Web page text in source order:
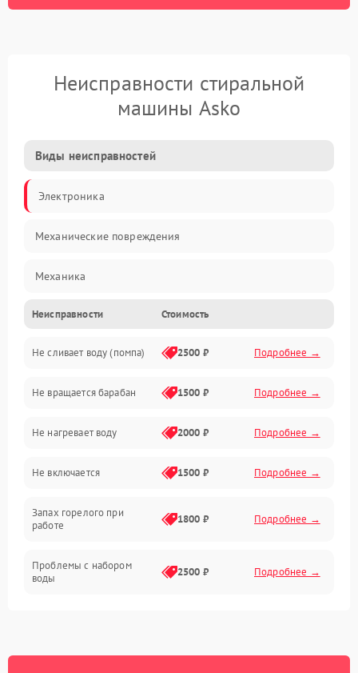
Неисправности стиральной
машины Asko
Виды неисправностей
Электроника
Механические повреждения
Механика
Электропитание
Водоснабжение
Слив
Программное обеспечение
Неисправности Стоимость
Не сливает воду (помпа) 2500 ₽ Подробнее →
Не вращается барабан 1500 ₽ Подробнее →
Не нагревает воду 2000 ₽ Подробнее →
Не включается 1500 ₽ Подробнее →
Запах горелого при
работе
1800 ₽ Подробнее →
Проблемы с набором
воды
2500 ₽ Подробнее →
Замена платы управления 2200 ₽ Подробнее →